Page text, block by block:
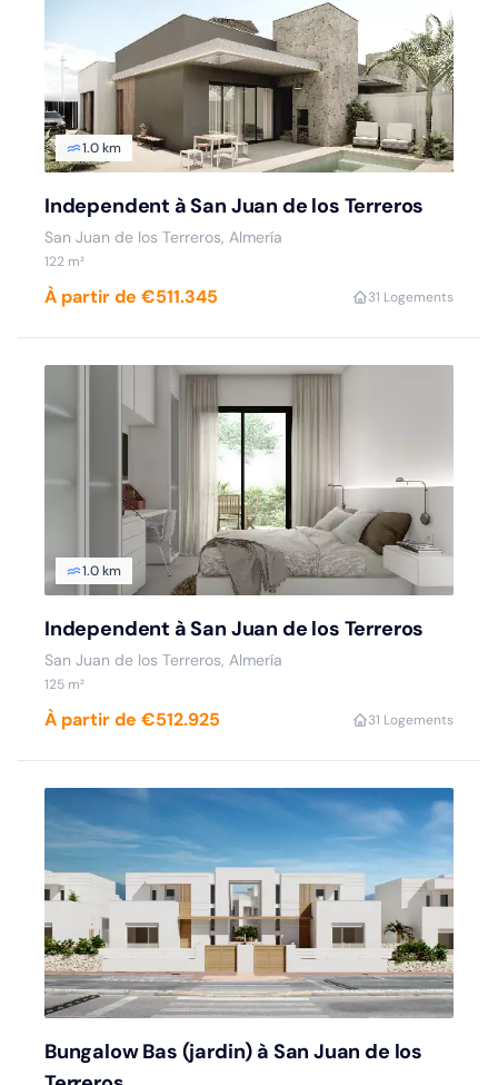
1.0 km
Independent à San Juan de los Terreros
San Juan de los Terreros, Almería
122 m²
À partir de €511.345 31 Logements
1.0 km
Independent à San Juan de los Terreros
San Juan de los Terreros, Almería
125 m²
À partir de €512.925 31 Logements
Bungalow Bas (jardin) à San Juan de los